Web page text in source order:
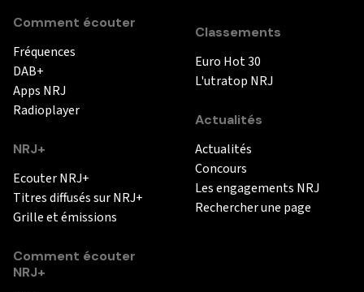
Comment écouter
Fréquences
DAB+
Apps NRJ
Radioplayer
NRJ+
Ecouter NRJ+
Titres diffusés sur NRJ+
Grille et émissions
Comment écouter
NRJ+
Classements
Euro Hot 30
L'utratop NRJ
Actualités
Actualités
Concours
Les engagements NRJ
Rechercher une page